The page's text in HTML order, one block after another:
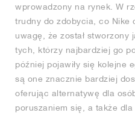
wprowadzony na rynek. W
trudny do zdobycia, co Nike
uwagę, że został
tych, którzy najbardziej go
później pojawiły się kolejne
są one znacznie bardziej
oferując alternatywę dla
poruszaniem się, a także